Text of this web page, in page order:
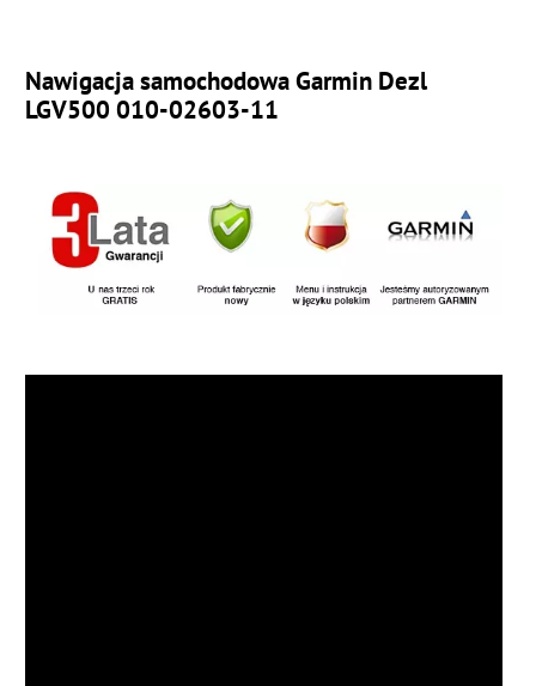
Nawigacja samochodowaGarmin Dezl
LGV500 010-02603-11